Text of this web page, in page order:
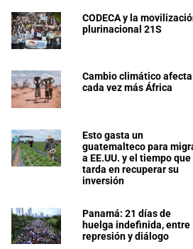
CODECA y la
plurinacional 21S
Cambio climático afecta
cada vez más África
Esto gasta un
guatemalteco para
a EE.UU. y el tiempo que
tarda en recuperar su
inversión
Panamá: 21 días de
huelga indefinida, entre
represión y diálogo